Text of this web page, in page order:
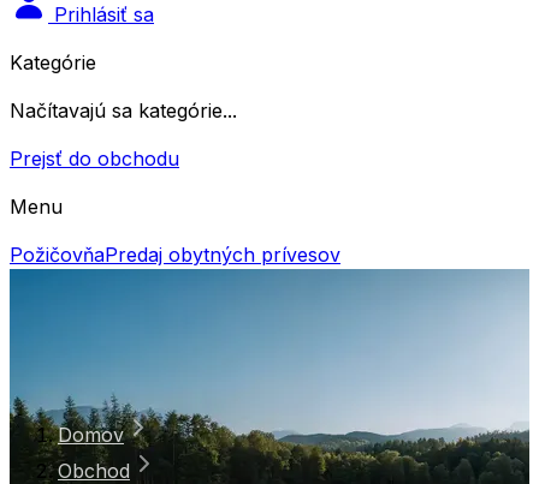
Prihlásiť sa
Kategórie
Načítavajú sa kategórie...
Prejsť do obchodu
Menu
PožičovňaPredaj obytných prívesov
Domov
Obchod